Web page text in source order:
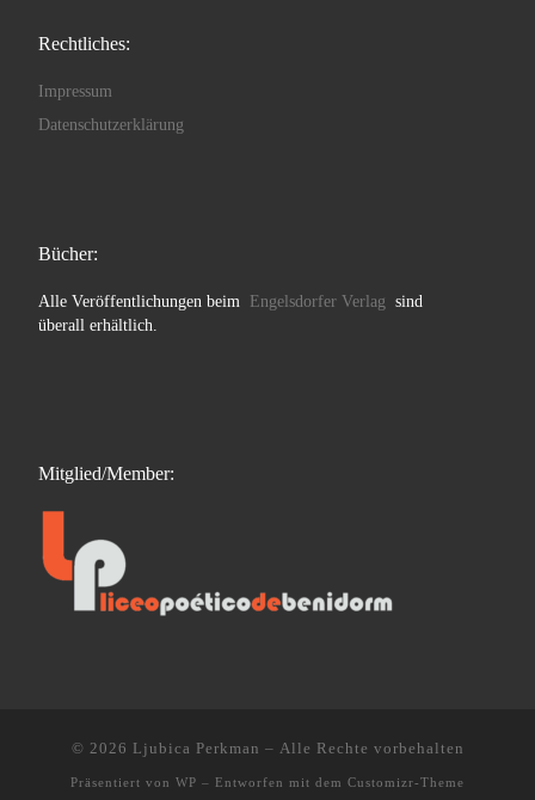
Rechtliches:
Impressum
Datenschutzerklärung
Bücher:
Alle Veröffentlichungen beim Engelsdorfer Verlag sind
überall erhältlich.
Mitglied/Member:
© 2026 Ljubica Perkman – Alle Rechte vorbehalten
Präsentiert von WP – Entworfen mit dem Customizr-Theme